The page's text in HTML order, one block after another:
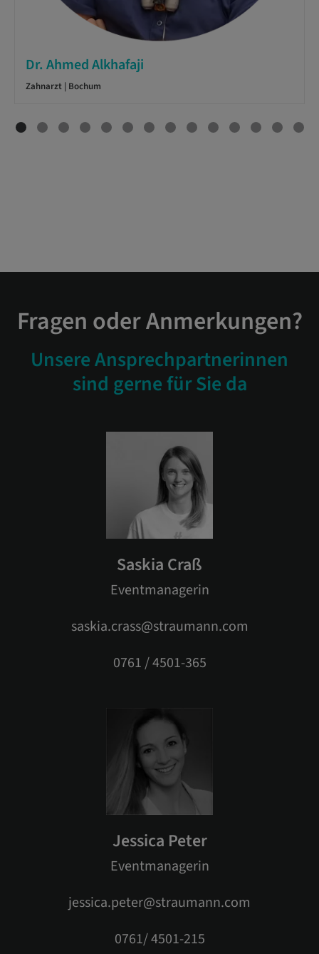
Dr. Ahmed Alkhafaji
Zahnarzt | Bochum
Fragen oder Anmerkungen?
Unsere Ansprechpartnerinnen
sind gerne für Sie da
Saskia Craß
Eventmanagerin
saskia.crass@straumann.com
0761 / 4501-365
Jessica Peter
Eventmanagerin
jessica.peter@straumann.com
0761/ 4501-215